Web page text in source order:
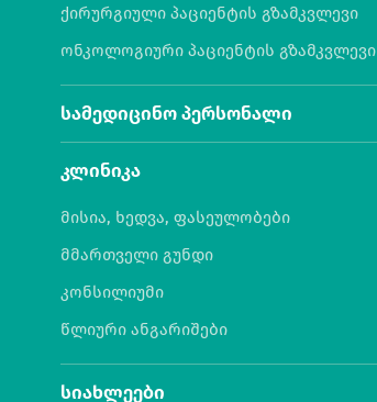
ქირურგიული პაციენტის გზამკვლევი
ონკოლოგიური პაციენტის გზამკვლევი
სამედიცინო პერსონალი
კლინიკა
მისია, ხედვა, ფასეულობები
მმართველი გუნდი
კონსილიუმი
წლიური ანგარიშები
სიახლეები